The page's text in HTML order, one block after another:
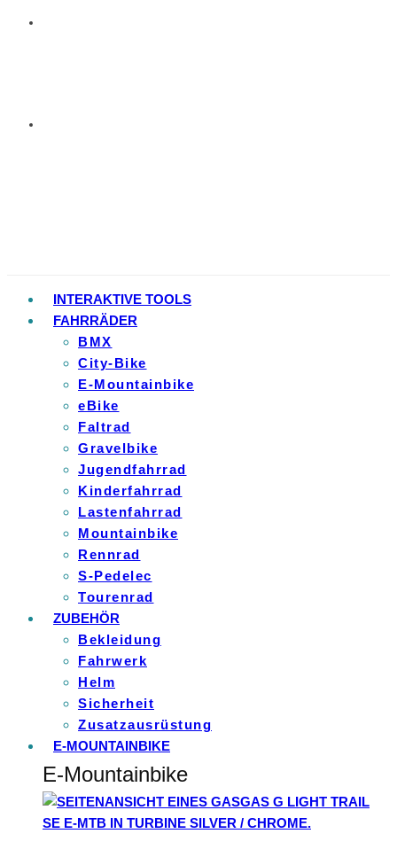
INTERAKTIVE TOOLS
FAHRRÄDER
BMX
City-Bike
E-Mountainbike
eBike
Faltrad
Gravelbike
Jugendfahrrad
Kinderfahrrad
Lastenfahrrad
Mountainbike
Rennrad
S-Pedelec
Tourenrad
ZUBEHÖR
Bekleidung
Fahrwerk
Helm
Sicherheit
Zusatzausrüstung
E-MOUNTAINBIKE
E-Mountainbike